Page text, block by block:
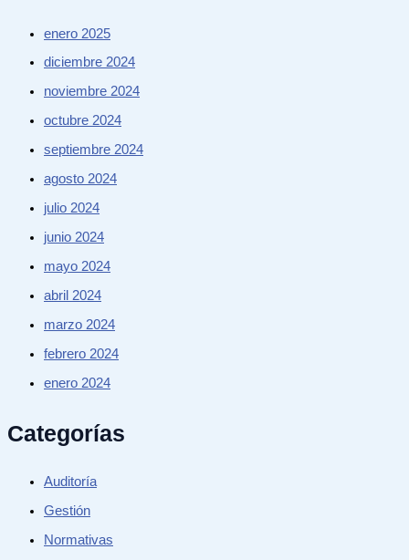
enero 2025
diciembre 2024
noviembre 2024
octubre 2024
septiembre 2024
agosto 2024
julio 2024
junio 2024
mayo 2024
abril 2024
marzo 2024
febrero 2024
enero 2024
Categorías
Auditoría
Gestión
Normativas